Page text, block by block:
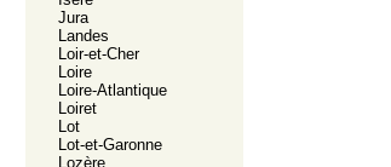
Jura
Landes
Loir-et-Cher
Loire
Loire-Atlantique
Loiret
Lot
Lot-et-Garonne
Lozère